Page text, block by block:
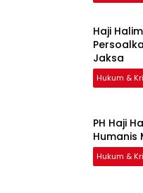
Haji
Jaksa
Hukum &
PH Haji
Humanis
Hukum &